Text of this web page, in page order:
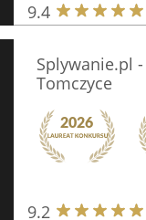
9.4
Splywanie.pl
Tomczyce
9.2